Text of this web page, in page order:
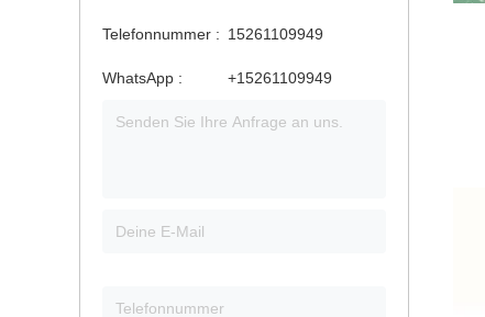
Telefonnummer : 15261109949
WhatsApp : +15261109949